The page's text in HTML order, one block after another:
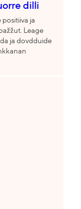
dilli
ja
Leage
ja dovdduide